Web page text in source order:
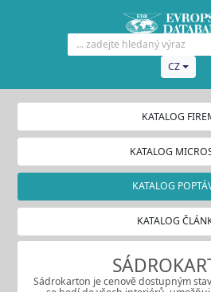
CZ
KATALOG
KATALOG
KATALOG
KATALOG
Sádrokarton je cenově dostupným